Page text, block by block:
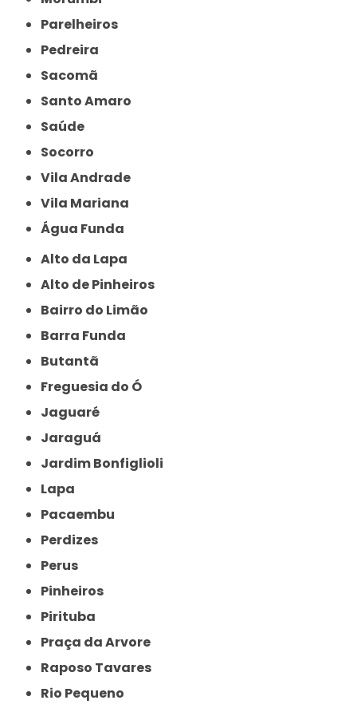
Parelheiros
Pedreira
Sacomã
Santo Amaro
Saúde
Socorro
Vila Andrade
Vila Mariana
Água Funda
Alto da Lapa
Alto de Pinheiros
Bairro do Limão
Barra Funda
Butantã
Freguesia do Ó
Jaguaré
Jaraguá
Jardim Bonfiglioli
Lapa
Pacaembu
Perdizes
Perus
Pinheiros
Pirituba
Praça da Arvore
Raposo Tavares
Rio Pequeno